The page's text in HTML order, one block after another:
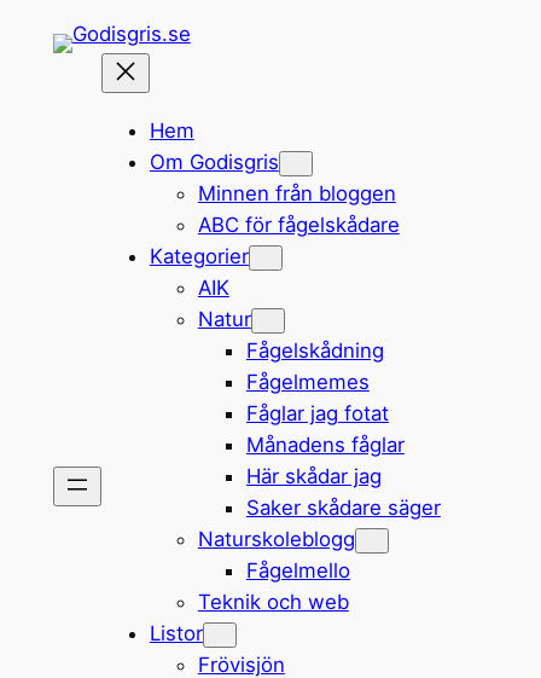
Hem
Om Godisgris
Minnen från bloggen
ABC för fågelskådare
Kategorier
AIK
Natur
Fågelskådning
Fågelmemes
Fåglar jag fotat
Månadens fåglar
Här skådar jag
Saker skådare säger
Naturskoleblogg
Fågelmello
Teknik och web
Listor
Frövisjön